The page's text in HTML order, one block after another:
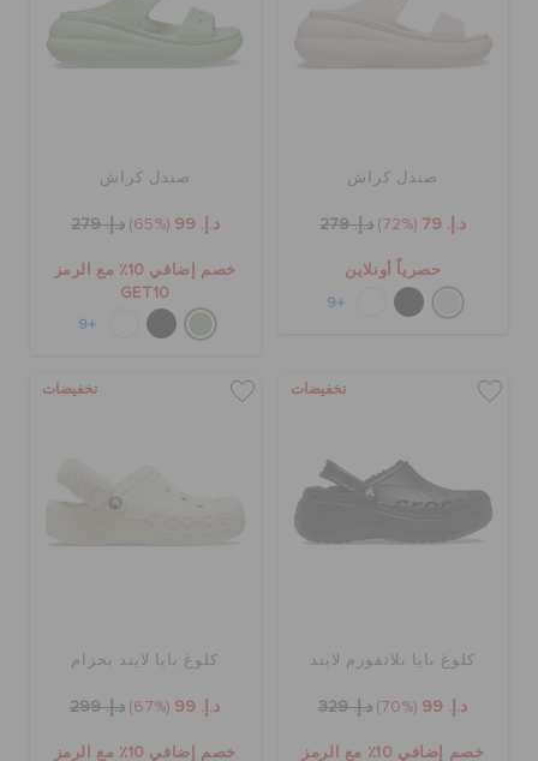
صندل كراش
د.إ. 79 (72%) د.إ. 279
حصرياً أونلاين
+9
صندل كراش
د.إ. 99 (65%) د.إ. 279
خصم إضافي 10٪ مع الرمز
GET10
+9
تخفيضات
كلوغ بايا بلاتفورم لايند
د.إ. 99 (70%) د.إ. 329
خصم إضافي 10٪ مع الرمز
تخفيضات
كلوغ بايا لايند بحزام
د.إ. 99 (67%) د.إ. 299
خصم إضافي 10٪ مع الرمز